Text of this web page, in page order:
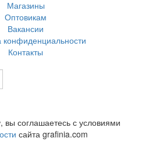
Магазины
Оптовикам
Вакансии
конфиденциальности
Контакты
вы соглашаетесь с условиями
сайта grafinia.com